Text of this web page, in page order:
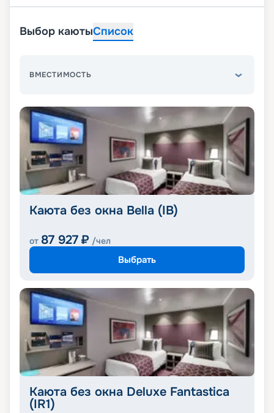
Выбор каютыСписок
ВМЕСТИМОСТЬ
Каюта без окна Bella (IB)
от 87 927 ₽ /чел
Выбрать
Каюта без окна Deluxe Fantastica
(IR1)